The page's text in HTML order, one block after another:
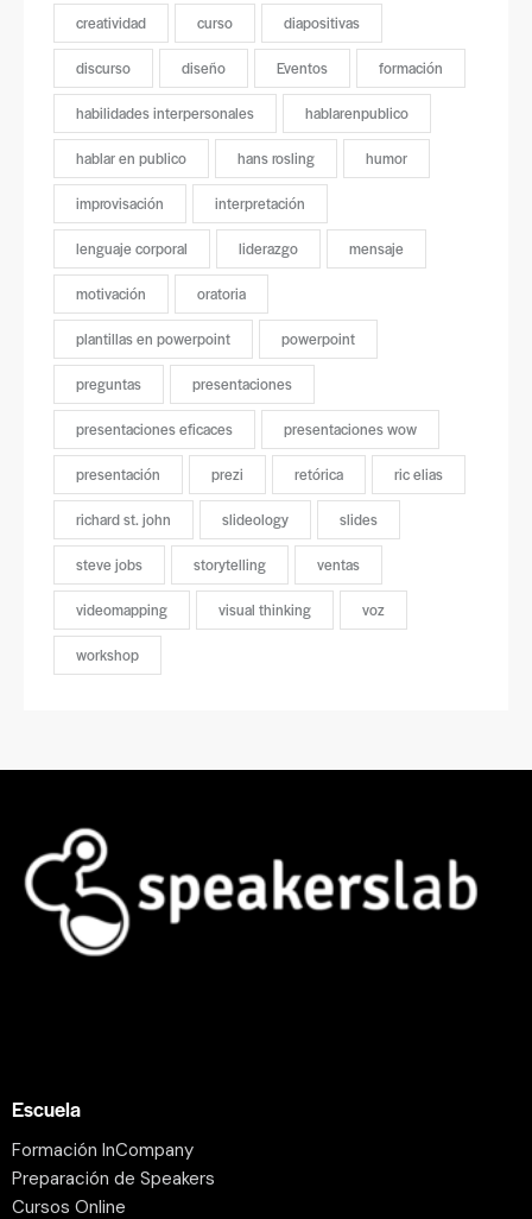
creatividad curso diapositivas
discurso diseño Eventos formación
habilidades interpersonales hablarenpublico
hablar en publico hans rosling humor
improvisación interpretación
lenguaje corporal liderazgo mensaje
motivación oratoria
plantillas en powerpoint powerpoint
preguntas presentaciones
presentaciones eficaces presentaciones wow
presentación prezi retórica ric elias
richard st. john slideology slides
steve jobs storytelling ventas
videomapping visual thinking voz
workshop
Escuela
Formación InCompany
Preparación de Speakers
Cursos Online